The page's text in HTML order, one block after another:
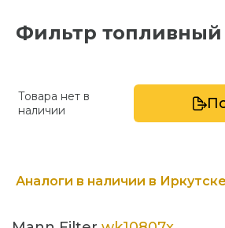
Фильтр топливный
Товара нет в
наличии
Аналоги в наличии в Иркутске